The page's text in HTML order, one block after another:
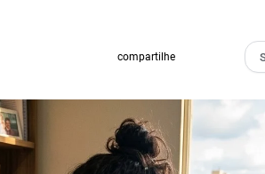
compartilhe